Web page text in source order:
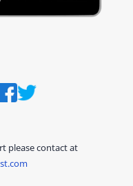
please contact at